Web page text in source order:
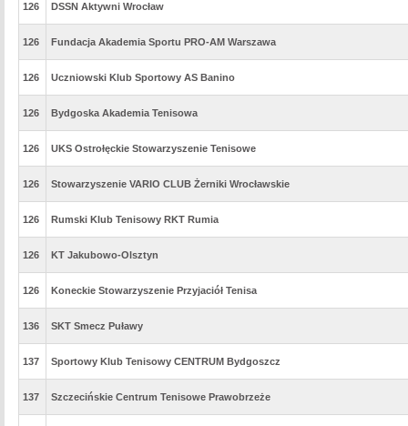
126 DSSN Aktywni Wrocław
126 Fundacja Akademia Sportu PRO-AM Warszawa
126 Uczniowski Klub Sportowy AS Banino
126 Bydgoska Akademia Tenisowa
126 UKS Ostrołęckie Stowarzyszenie Tenisowe
126 Stowarzyszenie VARIO CLUB Żerniki Wrocławskie
126 Rumski Klub Tenisowy RKT Rumia
126 KT Jakubowo-Olsztyn
126 Koneckie Stowarzyszenie Przyjaciół Tenisa
136 SKT Smecz Puławy
137 Sportowy Klub Tenisowy CENTRUM Bydgoszcz
137 Szczecińskie Centrum Tenisowe Prawobrzeże